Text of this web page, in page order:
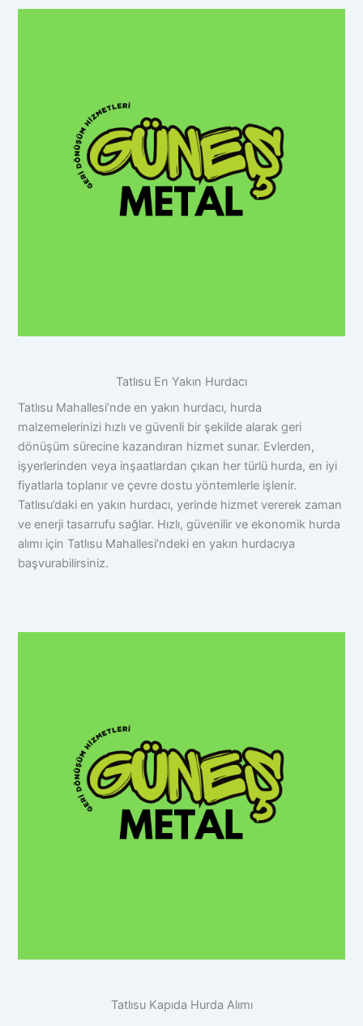
Tatlısu En Yakın Hurdacı
Tatlısu Mahallesi’nde en yakın hurdacı, hurda
malzemelerinizi hızlı ve güvenli bir şekilde alarak geri
dönüşüm sürecine kazandıran hizmet sunar. Evlerden,
işyerlerinden veya inşaatlardan çıkan her türlü hurda, en iyi
fiyatlarla toplanır ve çevre dostu yöntemlerle işlenir.
Tatlısu’daki en yakın hurdacı, yerinde hizmet vererek zaman
ve enerji tasarrufu sağlar. Hızlı, güvenilir ve ekonomik hurda
alımı için Tatlısu Mahallesi’ndeki en yakın hurdacıya
başvurabilirsiniz.
Tatlısu Kapıda Hurda Alımı